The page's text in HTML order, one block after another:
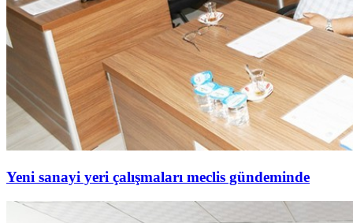
Yeni sanayi yeri çalışmaları meclis gündeminde